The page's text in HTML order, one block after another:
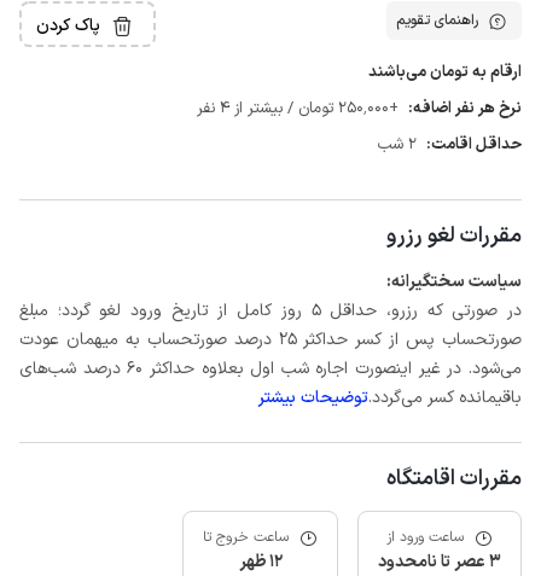
راهنمای تقویم پاک کردن
ارقام به تومان می‌باشند
نرخ هر نفر اضافه: +250٬000 تومان / بیشتر از 4 نفر
حداقل اقامت: 2 شب
مقررات لغو رزرو
سیاست سختگیرانه:
در صورتی که رزرو، حداقل 5 روز کامل از تاریخ ورود لغو گردد؛ مبلغ
صورتحساب پس از کسر حداکثر 25 درصد صورتحساب به میهمان عودت
می‌شود. در غیر اینصورت اجاره شب اول بعلاوه حداکثر 60 درصد شب‌های
باقیمانده کسر می‌گردد.توضیحات بیشتر
مقررات اقامتگاه
ساعت ورود از
3 عصر تا نامحدود
ساعت خروج تا
12 ظهر